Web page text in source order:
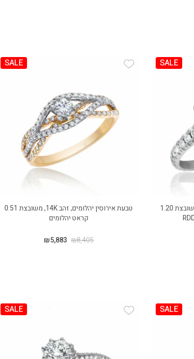
SALE
טבעת אירוסין יהלומים, זהב 18K, משובצת 1.20
SALE
טבעת אירוסין יהלומים, זהב 14K, משובצת 0.51
קראט יהלומים
₪8,405
₪5,883
SALE
SALE